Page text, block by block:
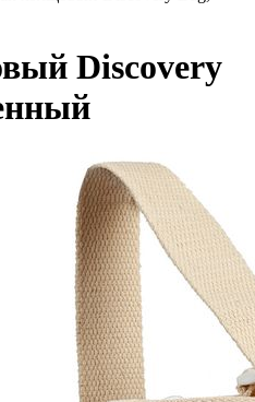
Discovery